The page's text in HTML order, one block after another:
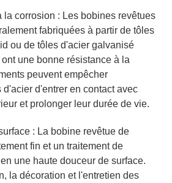
la corrosion : Les bobines revêtues
fabriquées à partir de tôles
ou de tôles d'acier galvanisé
une bonne résistance à la
peuvent empêcher
d'entrer en contact avec
et prolonger leur durée de vie.
: La bobine revêtue de
fin et un traitement de
une haute douceur de surface.
la décoration et l'entretien des